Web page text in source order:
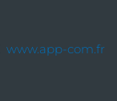
www.app-com.fr